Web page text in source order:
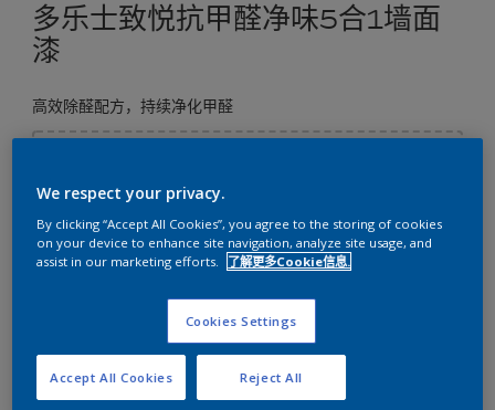
多乐士致悦抗甲醛净味5合1墙面
漆
高效除醛配方，持续净化甲醛
尺寸
数量 涂刷计算
计算
We respect your privacy.
By clicking “Accept All Cookies”, you agree to the storing of cookies
on your device to enhance site navigation, analyze site usage, and
assist in our marketing efforts.
了解更多Cookie信息.
Cookies Settings
Reject All
Accept All Cookies